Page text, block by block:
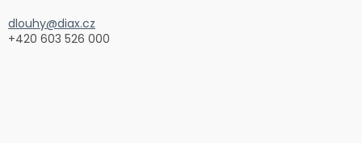
dlouhy@diax.cz
+420 603 526 000